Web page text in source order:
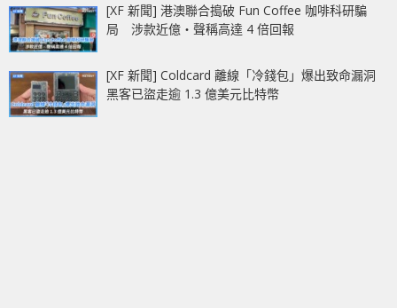
[XF 新聞] 港澳聯合搗破 Fun Coffee 咖啡科研騙
局 涉款近億‧聲稱高達 4 倍回報
[XF 新聞] Coldcard 離線「冷錢包」爆出致命漏洞
黑客已盜走逾 1.3 億美元比特幣